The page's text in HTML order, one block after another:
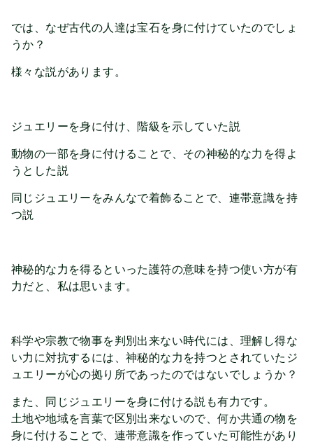
では、なぜ古代の人達は宝石を身に付けていたのでしょ
うか？
様々な説があります。
ジュエリーを身に付け、階級を示していた説
動物の一部を身に付けることで、その神秘的な力を得よ
うとした説
同じジュエリーをみんなで着飾ることで、連帯意識を持
つ説
神秘的な力を得るといった護符の意味を持つ使い方が有
力だと、私は思います。
科学や宗教で物事を判別出来ない時代には、理解し得な
い力に対抗するには、神秘的な力を持つとされていたジ
ュエリーが心の拠り所であったのではないでしょうか？
また、同じジュエリーを身に付ける説も有力です。
土地や地域を言葉で区別出来ないので、何か共通の物を
身に付けることで、連帯意識を作っていた可能性があり